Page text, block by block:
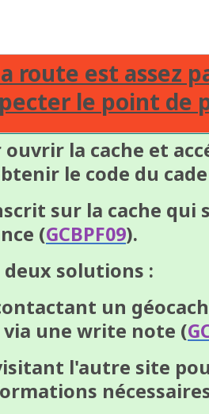
route est assez
le point de
la cache et
le code du
sur la cache qui
(GCBPF09).
solutions :
un
une write note (
l'autre site